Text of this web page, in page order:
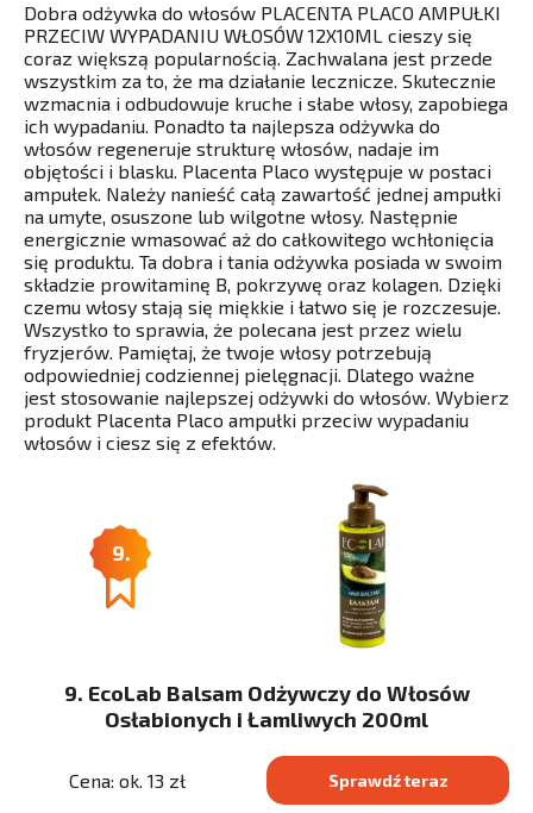
Dobra odżywka do włosów PLACENTA PLACO AMPUŁKI
PRZECIW WYPADANIU WŁOSÓW 12X10ML cieszy się
coraz większą popularnością. Zachwalana jest przede
wszystkim za to, że ma działanie lecznicze. Skutecznie
wzmacnia i odbudowuje kruche i słabe włosy, zapobiega
ich wypadaniu. Ponadto ta najlepsza odżywka do
włosów regeneruje strukturę włosów, nadaje im
objętości i blasku. Placenta Placo występuje w postaci
ampułek. Należy nanieść całą zawartość jednej ampułki
na umyte, osuszone lub wilgotne włosy. Następnie
energicznie wmasować aż do całkowitego wchłonięcia
się produktu. Ta dobra i tania odżywka posiada w swoim
składzie prowitaminę B, pokrzywę oraz kolagen. Dzięki
czemu włosy stają się miękkie i łatwo się je rozczesuje.
Wszystko to sprawia, że polecana jest przez wielu
fryzjerów. Pamiętaj, że twoje włosy potrzebują
odpowiedniej codziennej pielęgnacji. Dlatego ważne
jest stosowanie najlepszej odżywki do włosów. Wybierz
produkt Placenta Placo ampułki przeciw wypadaniu
włosów i ciesz się z efektów.
9.
9. EcoLab Balsam Odżywczy do Włosów
Osłabionych i Łamliwych 200ml
Cena: ok. 13 zł Sprawdź teraz